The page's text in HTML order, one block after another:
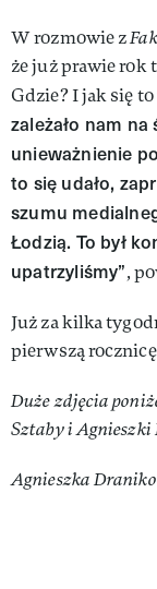
W rozmowie z
że już prawie rok
Gdzie? I jak się to
zależało nam
unieważnienie
to się udało,
szumu
Łodzią. To był
upatrzyliśmy”,
Już za kilka
pierwszą
Duże zdjęcia
Sztaby i
Agnieszka